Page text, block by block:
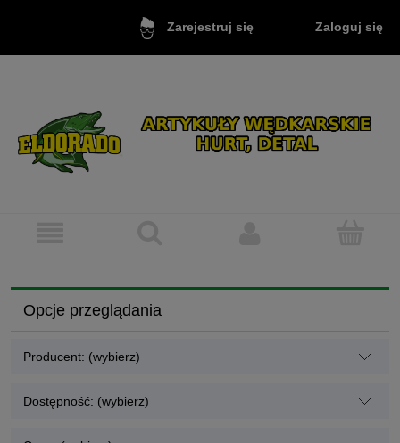
Zarejestruj się Zaloguj się
Opcje przeglądania
Producent: (wybierz)
Dostępność: (wybierz)